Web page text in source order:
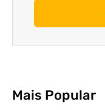
Mais Popular